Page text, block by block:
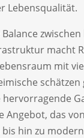
Lebensqualität.
macht
mit
hervorragende
Angebot, das
hin zu